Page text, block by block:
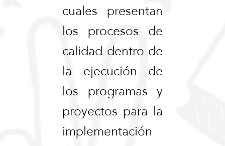
cuales presentan
los procesos de
calidad dentro de
la ejecución de
los programas y
proyectos para la
implementación